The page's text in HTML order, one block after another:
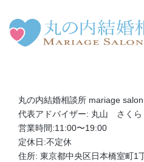
丸の内結婚相談所 mariage
代表アドバイザー: 丸山 さくら
営業時間:11:00〜19:00
定休日:不定休
住所: 東京都中央区日本橋室町1